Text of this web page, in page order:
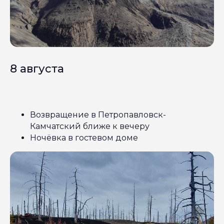
8 августа
Возвращение в Петропавловск-
Камчатский ближе к вечеру
Ночёвка в гостевом доме